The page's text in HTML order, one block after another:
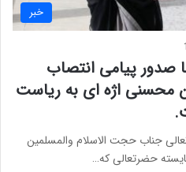
خبر
صدور پیامی انتصاب
محسنی اژه ای به ریاست
جناب حجت الاسلام والمسلمین
حضرتعالی که…